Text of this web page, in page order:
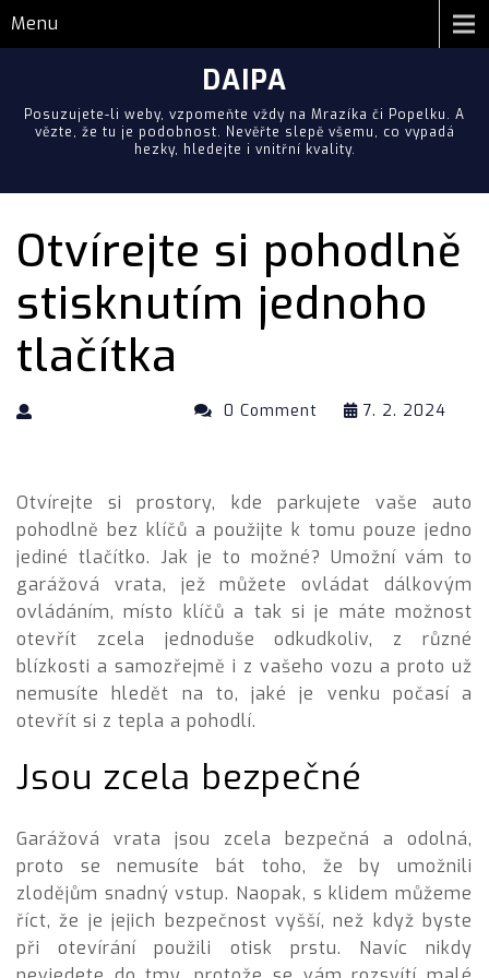
Menu
DAIPA
Posuzujete-li weby, vzpomeňte vždy na Mrazíka či Popelku. A
vězte, že tu je podobnost. Nevěřte slepě všemu, co vypadá
hezky, hledejte i vnitřní kvality.
Otvírejte si pohodlně
stisknutím jednoho
tlačítka
7. 2. 2024
0 Comment
Otvírejte si prostory, kde parkujete vaše auto
pohodlně bez klíčů a použijte k tomu pouze jedno
jediné tlačítko. Jak je to možné? Umožní vám to
garážová vrata, jež můžete ovládat dálkovým
ovládáním, místo klíčů a tak si je máte možnost
otevřít zcela jednoduše odkudkoliv, z různé
blízkosti a samozřejmě i z vašeho vozu a proto už
nemusíte hledět na to, jaké je venku počasí a
otevřít si z tepla a pohodlí.
Jsou zcela bezpečné
Garážová vrata jsou zcela bezpečná a odolná,
proto se nemusíte bát toho, že by umožnili
zlodějům snadný vstup. Naopak, s klidem můžeme
říct, že je jejich bezpečnost vyšší, než když byste
při otevírání použili otisk prstu. Navíc nikdy